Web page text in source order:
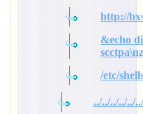
http://
&echo
/etc/
../../../../../